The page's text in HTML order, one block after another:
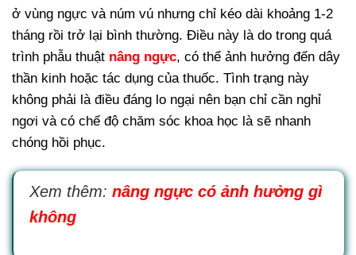
ở vùng ngực và núm vú nhưng chỉ kéo dài khoảng 1-2
tháng rồi trở lại bình thường. Điều này là do trong quá
trình phẫu thuật nâng ngực, có thể ảnh hưởng đến dây
thần kinh hoặc tác dụng của thuốc. Tình trạng này
không phải là điều đáng lo ngại nên bạn chỉ cần nghỉ
ngơi và có chế độ chăm sóc khoa học là sẽ nhanh
chóng hồi phục.
Xem thêm: nâng ngực có ảnh hưởng gì
không